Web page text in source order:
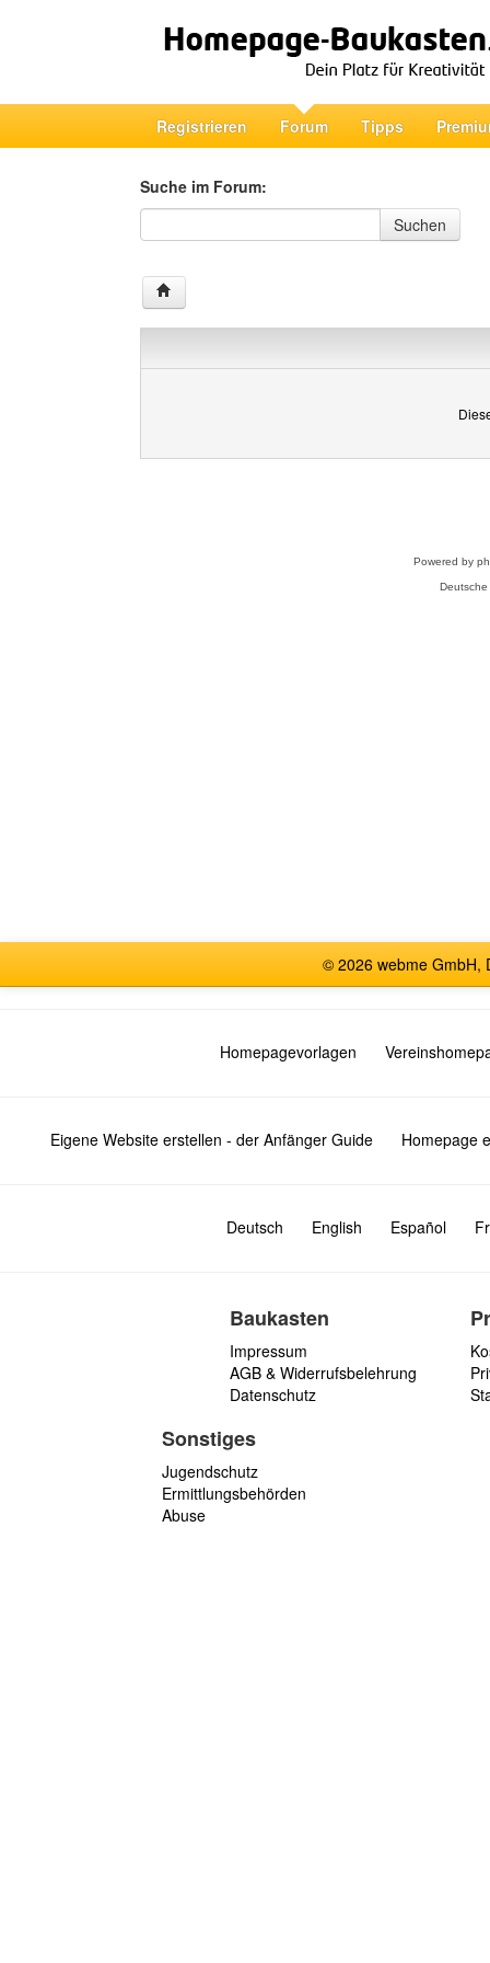
Registrieren Forum Tipps
Suche im Forum:
Suche im Forum
Suchen
Powered by
© 2026 webme GmbH,
Homepagevorlagen
Eigene Website erstellen - der Anfänger Guide Homepage
Deutsch English Español
Baukasten
Impressum
AGB & Widerrufsbelehrung
Datenschutz
Sonstiges
Jugendschutz
Ermittlungsbehörden
Abuse